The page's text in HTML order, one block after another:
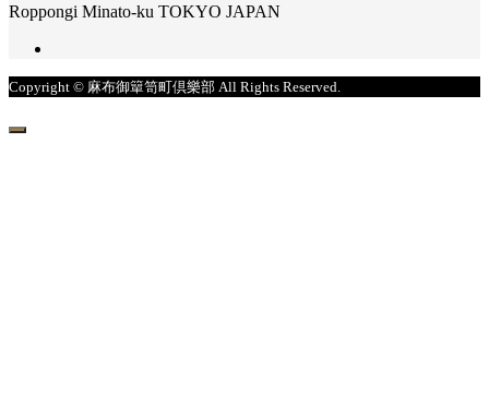
Roppongi Minato-ku TOKYO JAPAN
Copyright © 麻布御簞笥町倶樂部 All Rights Reserved.